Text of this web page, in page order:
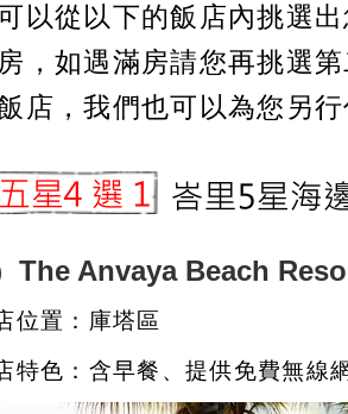
以從以下的飯店內挑選
，如遇滿房請您再挑選
店，我們也可以為您另
The Anvaya Beach
位置：庫塔區
特色：含早餐、提供免費無